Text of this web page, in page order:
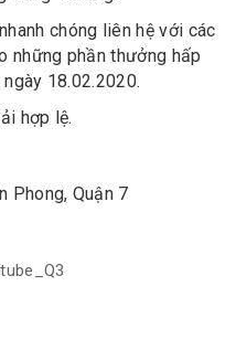
chóng liên hệ với các
những phần thưởng hấp
18.02.2020.
hợp lệ.
Phong, Quận 7